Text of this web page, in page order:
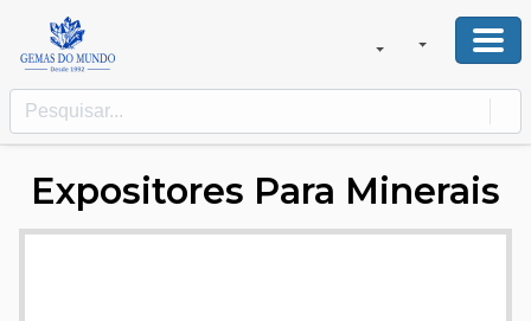
Expositores Para Minerais